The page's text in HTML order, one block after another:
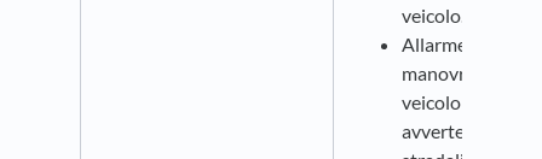
veicolo.
Allarme
manovra del
veicolo che
avverte gli utenti